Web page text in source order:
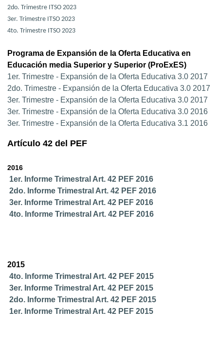
2do. Trimestre ITSO 2023
3er. Trimestre ITSO 2023
4to. Trimestre ITSO 2023
Programa de Expansión de la Oferta Educativa en
Educación media Superior y Superior (ProExES)
1er. Trimestre - Expansión de la Oferta Educativa 3.0 2017
2do. Trimestre - Expansión de la Oferta Educativa 3.0 2017
3er. Trimestre - Expansión de la Oferta Educativa 3.0 2017
3er. Trimestre - Expansión de la Oferta Educativa 3.0 2016
3er. Trimestre - Expansión de la Oferta Educativa 3.1 2016
Artículo 42 del PEF
2016
1er. Informe Trimestral Art. 42 PEF 2016
2do. Informe Trimestral Art. 42 PEF 2016
3er. Informe Trimestral Art. 42 PEF 2016
4to. Informe Trimestral Art. 42 PEF 2016
2015
4to. Informe Trimestral Art. 42 PEF 2015
3er. Informe Trimestral Art. 42 PEF 2015
2do. Informe Trimestral Art. 42 PEF 2015
1er. Informe Trimestral Art. 42 PEF 2015